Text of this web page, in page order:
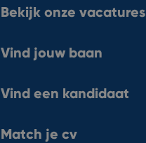
Bekijk onze vacatures
Vind jouw baan
Vind een kandidaat
Match je cv